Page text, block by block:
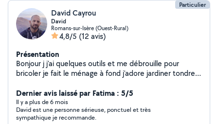
Particulier
David Cayrou
David
Romans-sur-Isère (Ouest-Rural)
4,8/5 (12 avis)
Présentation
Bonjour j j'ai quelques outils et me débrouille pour
bricoler je fait le ménage à fond j'adore jardiner tondre
garage et débarrasse des affaires à la déchèterie et
faire du rangement nettoyer des vitres votre voiture
Dernier avis laissé par Fatima : 5/5
Il y a plus de 6 mois
David est une personne sérieuse, ponctuel et très
sympathique je recommande.